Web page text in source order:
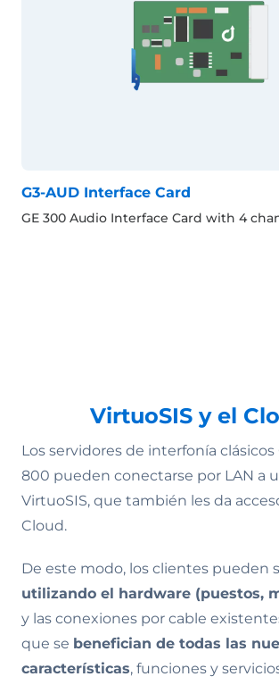
G3-AUD Interface Card
GE 300 Audio Interface Card with 4
VirtuoSIS y el
Los servidores de interfonía clásicos
800 pueden conectarse por LAN a
VirtuoSIS, que también les da
Cloud.
De este modo, los clientes pueden
utilizando el hardware (puestos,
y las conexiones por cable
que se benefician de todas las
características, funciones y